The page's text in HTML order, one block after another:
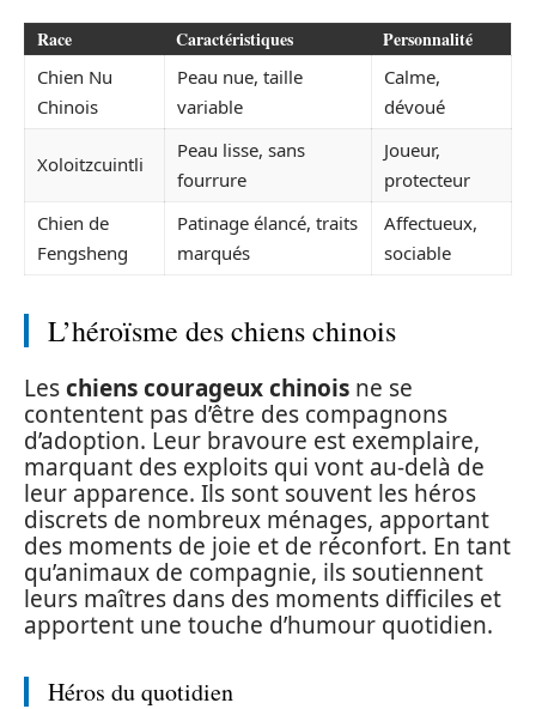
Race Caractéristiques Personnalité
Chien Nu
Chinois
Peau nue, taille
variable
Calme,
dévoué
Xoloitzcuintli
Peau lisse, sans
fourrure
Joueur,
protecteur
Chien de
Fengsheng
Patinage élancé, traits
marqués
Affectueux,
sociable
L’héroïsme des chiens chinois
Leschiens courageux chinois ne se
contentent pas d’être des compagnons
d’adoption. Leur bravoure est exemplaire,
marquant des exploits qui vont au-delà de
leur apparence. Ils sont souvent les héros
discrets de nombreux ménages, apportant
des moments de joie et de réconfort. En tant
qu’animaux de compagnie, ils soutiennent
leurs maîtres dans des moments difficiles et
apportent une touche d’humour quotidien.
Héros du quotidien